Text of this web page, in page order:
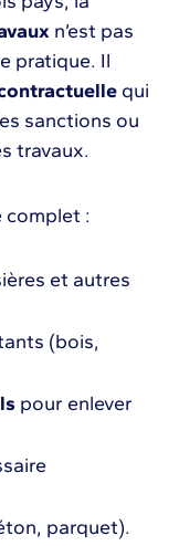
n’est pas
pratique. Il
qui
sanctions ou
travaux.
complet :
et autres
(bois,
pour enlever
parquet).